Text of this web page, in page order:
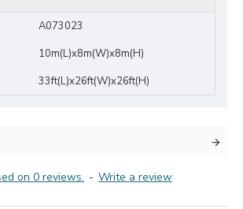
A073023
10m(L)x8m(W)x8m(H)
33ft(L)x26ft(W)x26ft(H)
on 0 reviews. - Write a review